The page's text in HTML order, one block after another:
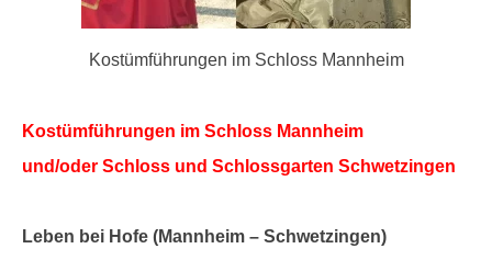
Kostümführungen im Schloss Mannheim
Kostümführungen im Schloss Mannheim
und/oder Schloss und Schlossgarten Schwetzingen
Leben bei Hofe (Mannheim – Schwetzingen)